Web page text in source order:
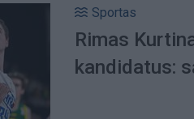
Sportas
Rimas
kandidatus: